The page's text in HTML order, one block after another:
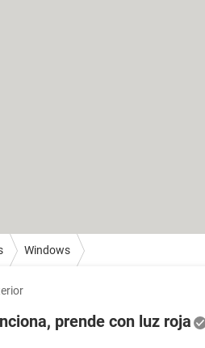
Windows
prende con luz roja